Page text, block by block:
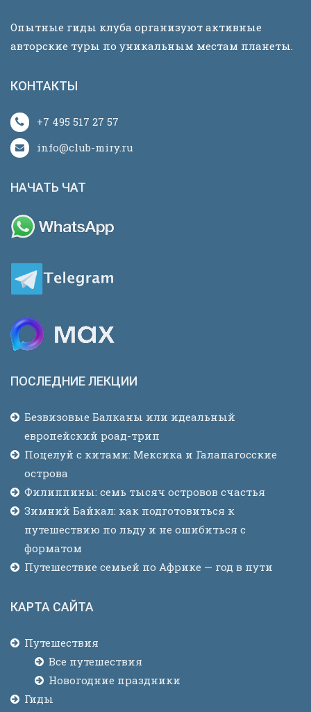
Опытные гиды клуба организуют активные
авторские туры по уникальным местам планеты.
КОНТАКТЫ
+7 495 517 27 57
info@club-miry.ru
НАЧАТЬ ЧАТ
ПОСЛЕДНИЕ ЛЕКЦИИ
Безвизовые Балканы или идеальный
европейский роад-трип
Поцелуй с китами: Мексика и Галапагосские
острова
Филиппины: семь тысяч островов счастья
Зимний Байкал: как подготовиться к
путешествию по льду и не ошибиться с
форматом
Путешествие семьей по Африке — год в пути
КАРТА САЙТА
Путешествия
Все путешествия
Новогодние праздники
Гиды